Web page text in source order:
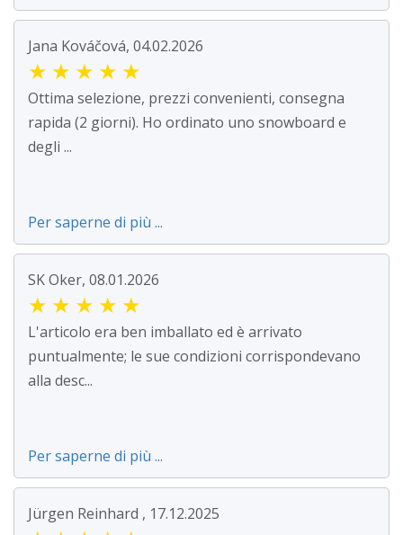
Jana Kováčová, 04.02.2026
★ ★ ★ ★ ★
Ottima selezione, prezzi convenienti, consegna
rapida (2 giorni). Ho ordinato uno snowboard e
degli ...
Per saperne di più ...
SK Oker, 08.01.2026
★ ★ ★ ★ ★
L'articolo era ben imballato ed è arrivato
puntualmente; le sue condizioni corrispondevano
alla desc...
Per saperne di più ...
Jürgen Reinhard , 17.12.2025